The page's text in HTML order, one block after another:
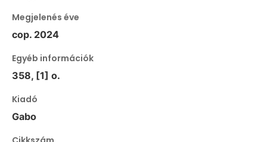
Megjelenés éve
cop. 2024
Egyéb információk
358, [1] o.
Kiadó
Gabo